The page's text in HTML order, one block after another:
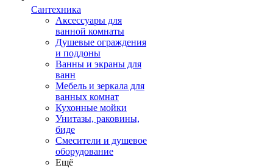
Сантехника
Аксессуары для
ванной комнаты
Душевые ограждения
и поддоны
Ванны и экраны для
ванн
Мебель и зеркала для
ванных комнат
Кухонные мойки
Унитазы, раковины,
биде
Смесители и душевое
оборудование
Ещё